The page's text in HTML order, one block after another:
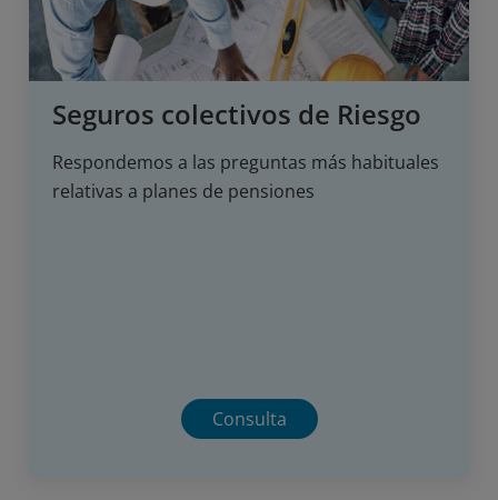
Seguros colectivos de Riesgo
Respondemos a las preguntas más habituales
relativas a planes de pensiones
Consulta